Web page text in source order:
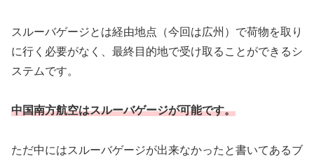
スルーバゲージとは経由地点（今回は広州）で荷物を取り
に行く必要がなく、最終目的地で受け取ることができるシ
ステムです。
中国南方航空はスルーバゲージが可能です。
ただ中にはスルーバゲージが出来なかったと書いてあるブ